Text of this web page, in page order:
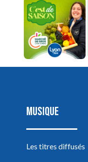
MUSIQUE
Les titres diffusés